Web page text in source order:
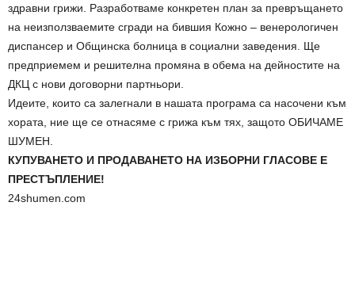
здравни грижи. Разработваме конкретен план за превръщането
на неизползваемите сгради на бившия Кожно – венерологичен
диспансер и Общинска болница в социални заведения. Ще
предприемем и решителна промяна в обема на дейностите на
ДКЦ с нови договорни партньори.
Идеите, които са залегнали в нашата програма са насочени към
хората, ние ще се отнасяме с грижа към тях, защото ОБИЧАМЕ
ШУМЕН.
КУПУВАНЕТО И ПРОДАВАНЕТО НА ИЗБОРНИ ГЛАСОВЕ Е
ПРЕСТЪПЛЕНИЕ!
24shumen.com